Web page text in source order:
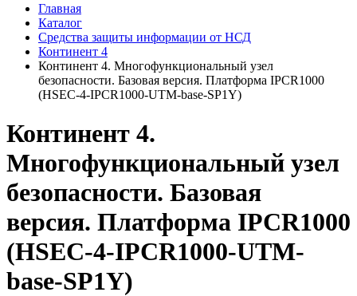
Главная
Каталог
Средства защиты информации от НСД
Континент 4
Континент 4. Многофункциональный узел
безопасности. Базовая версия. Платформа IPCR1000
(HSEC-4-IPCR1000-UTM-base-SP1Y)
Континент 4.
Многофункциональный узел
безопасности. Базовая
версия. Платформа IPCR1000
(HSEC-4-IPCR1000-UTM-
base-SP1Y)